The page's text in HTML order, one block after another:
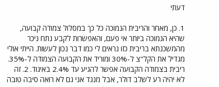
דעתי
1. כן, מאחר והריבית הנמוכה כל כך במסלול צמודה קבועה,
שהיא הנמוכה ביותר אי פעם, והאפשרות לקבע נתח ניכר
מהמשכנתא בריבית כזו נראים לי כמו דבר נכון לעשות. הייתי אולי
מגדיל את הקל"צ ל-30% ומוריד את הקבועה הצמודה ל-35%.
ריבית בצמודה הקבועה אפשר להגיע עד 2.4% באיגוד. 2. זה
לא יהיה רע לשלב דולר, אבל מנגד אני גם לא רואה סיבה טובה